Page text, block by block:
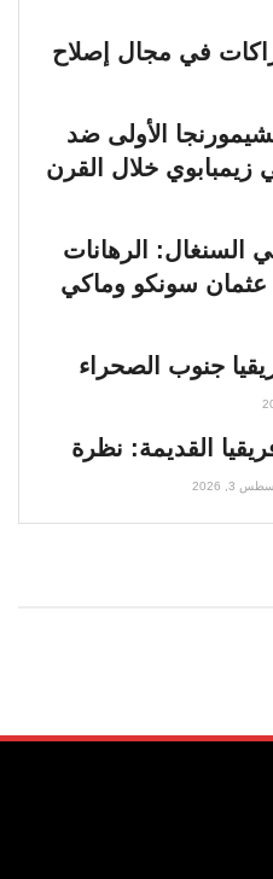
في مجال إصلاح
الأولى ضد
زيمبابوي خلال القرن
السنغال: الرهانات
عثمان سونكو وماكي
جنوب الصحراء
القديمة: نظرة
3, 2026